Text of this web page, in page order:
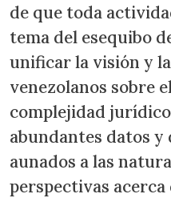
de que toda
tema del esequibo
unificar la visión y
venezolanos sobre
complejidad
abundantes datos
aunados a las
perspectivas